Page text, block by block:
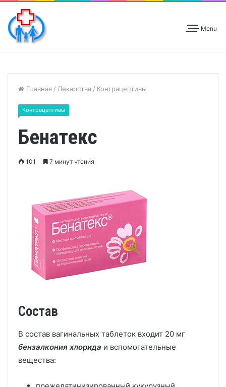
Menu
Главная / Лекарства / Контрацептивы
Контрацептивы
Бенатекс
101 7 минут чтения
Состав
В состав вагинальных таблеток входит 20 мг
бензалкония хлорида и вспомогательные
вещества: